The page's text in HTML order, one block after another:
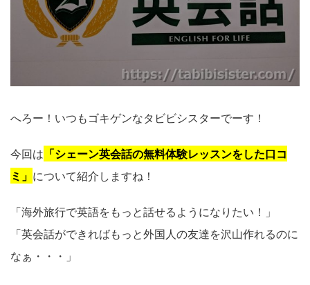
へろー！いつもゴキゲンなタビビシスターでーす！
今回は 「シェーン英会話の無料体験レッスンをした口コ
ミ」 について紹介しますね！
「海外旅行で英語をもっと話せるようになりたい！」
「英会話ができればもっと外国人の友達を沢山作れるのに
なぁ・・・」